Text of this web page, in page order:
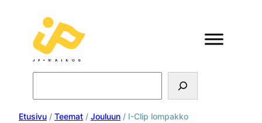
Etusivu / Teemat / Jouluun / I-Clip lompakko